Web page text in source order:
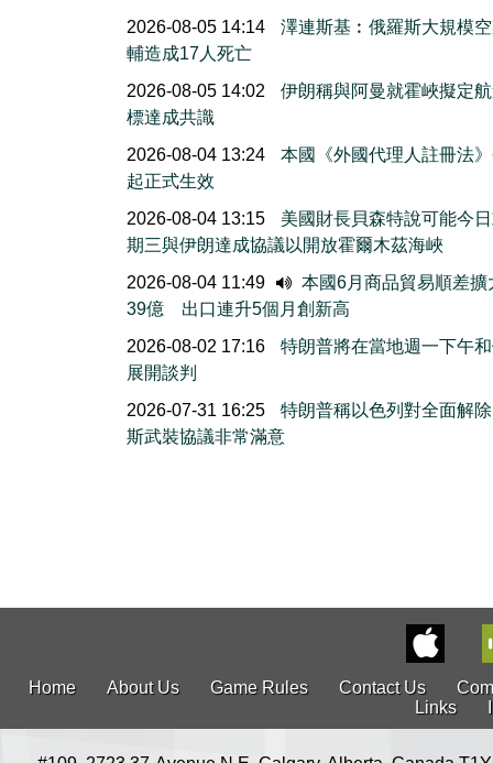
2026-08-05 14:14
澤連斯基︰俄羅斯大規模
輔造成17人死亡
2026-08-05 14:02
伊朗稱與阿曼就霍峽擬定
標達成共識
2026-08-04 13:24
本國《外國代理人註冊法
起正式生效
2026-08-04 13:15
美國財長貝森特說可能今
期三與伊朗達成協議以開放霍爾木茲海峽
2026-08-04 11:49
本國6月商品貿易順差擴
39億 出口連升5個月創新高
2026-08-02 17:16
特朗普將在當地週一下午
展開談判
2026-07-31 16:25
特朗普稱以色列對全面解
斯武裝協議非常滿意
Home About Us Game Rules Contact Us
Links